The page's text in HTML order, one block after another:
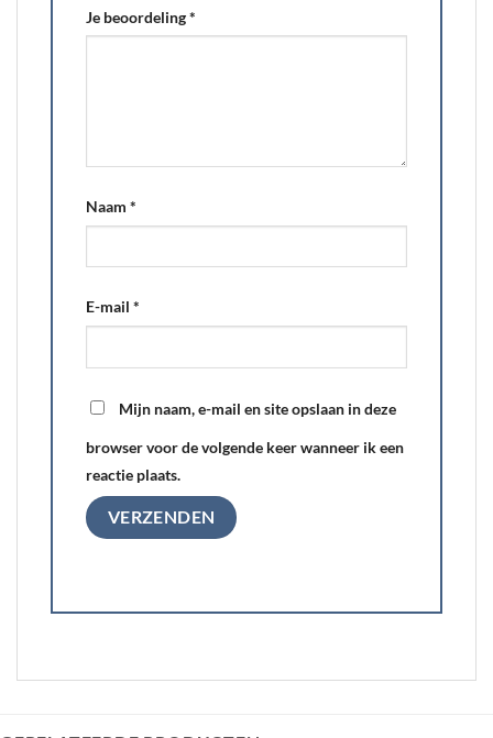
Je beoordeling*
Naam *
E-mail *
Mijn naam, e-mail en site opslaan in deze
browser voor de volgende keer wanneer ik een
reactie plaats.